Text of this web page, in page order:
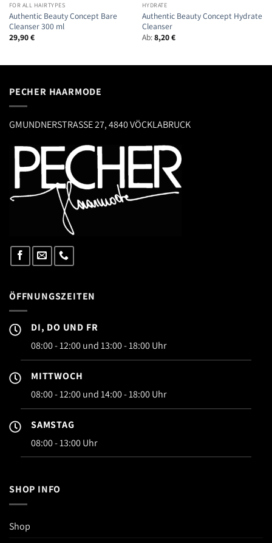
FOR ALL HAIRTYPES
Authentic Beauty Concept Bare
Cleanser 300 ml
29,90€
HYDRATE
Authentic Beauty Concept Hydrate
Cleanser
Ab:8,20€
PECHER HAARMODE
GMUNDNERSTRASSE 27, 4840 VÖCKLABRUCK
ÖFFNUNGSZEITEN
DI, DO UND FR
08:00 - 12:00 und 13:00 - 18:00 Uhr
MITTWOCH
08:00 - 12:00 und 14:00 - 18:00 Uhr
SAMSTAG
08:00 - 13:00 Uhr
SHOP INFO
Shop